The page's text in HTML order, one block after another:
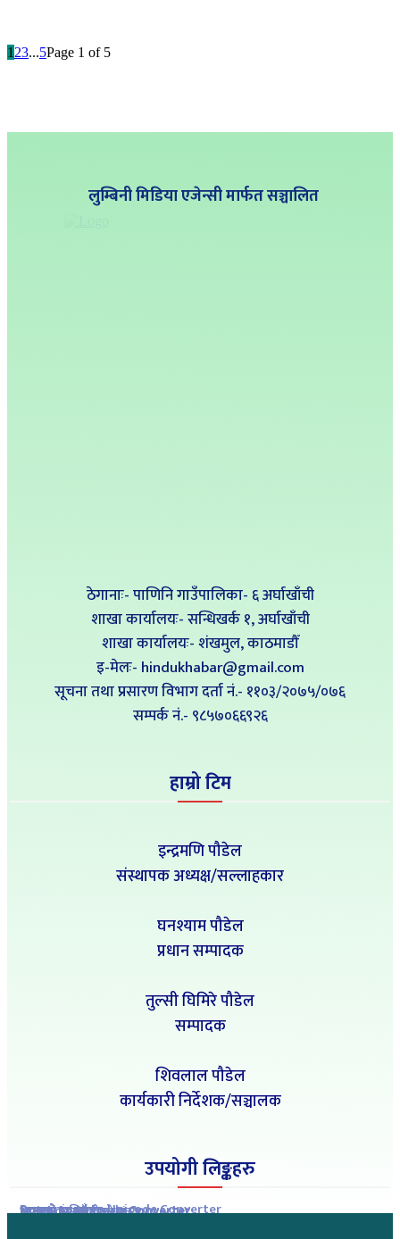
1 23...5Page 1 of 5
लुम्बिनी मिडिया एजेन्सी मार्फत सञ्चालित
ठेगानाः- पाणिनि गाउँपालिका- ६ अर्घाखाँची
शाखा कार्यालयः- सन्धिखर्क १, अर्घाखाँची
शाखा कार्यालयः- शंखमुल, काठमाडौँ
इ-मेलः- hindukhabar@gmail.com
सूचना तथा प्रसारण विभाग दर्ता नं.- ११०३/२०७५/०७६
सम्पर्क नं‍.- ९८५७०६६९२६
हाम्रो टिम
इन्द्रमणि पौडेल
संस्थापक अध्यक्ष/सल्लाहकार
घनश्याम पौडेल
प्रधान सम्पादक
तुल्सी घिमिरे पौडेल
सम्पादक
शिवलाल पौडेल
कार्यकारी निर्देशक/सञ्चालक
उपयोगी लिङ्कहरु
Romanized to Unicode Converter
Preeti to Unicode Converter
Unicode to Preeti Converter
आजको राशिफल
आजको सुनचाँदीको मुल्य